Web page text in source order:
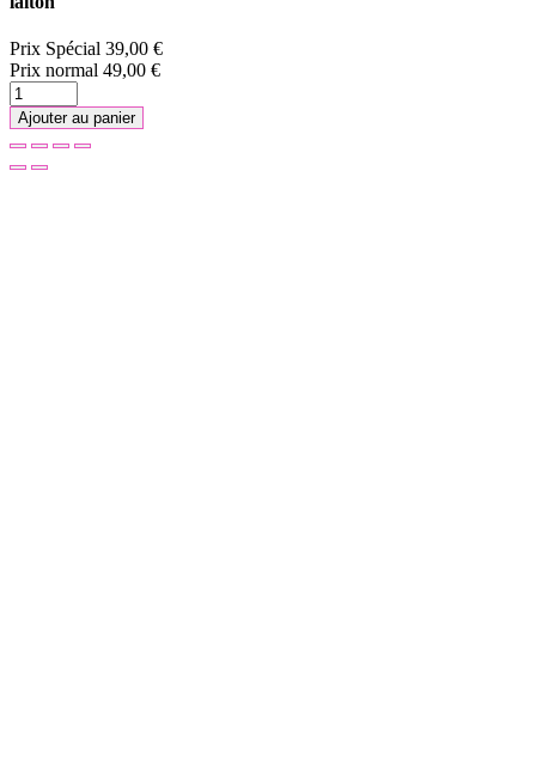
Prix Spécial 39,00 €
Prix normal 49,00 €
Ajouter au panier